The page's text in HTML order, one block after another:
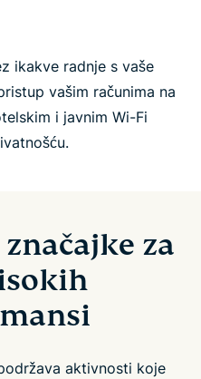
ikakve radnje s vaše
vašim računima na
i javnim Wi-Fi
za
aktivnosti koje